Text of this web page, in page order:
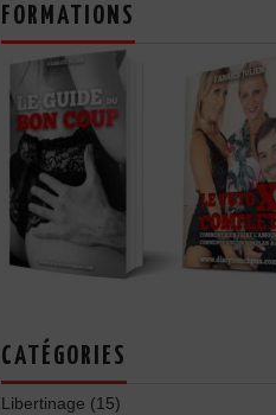
FORMATIONS
CATÉGORIES
Libertinage (15)